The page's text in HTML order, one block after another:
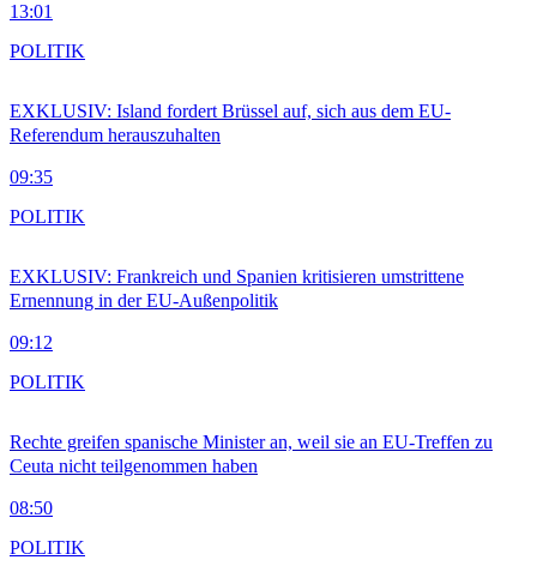
13:01
EXKLUSIV: Island fordert Brüssel auf, sich aus dem EU-
Referendum herauszuhalten
09:35
POLITIK
EXKLUSIV: Frankreich und Spanien kritisieren umstrittene
Ernennung in der EU-Außenpolitik
09:12
POLITIK
Rechte greifen spanische Minister an, weil sie an EU-Treffen zu
Ceuta nicht teilgenommen haben
08:50
POLITIK
POLITIK